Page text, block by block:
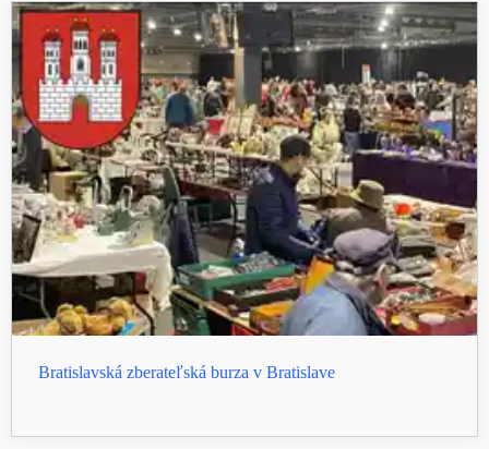
Bratislavská zberateľská burza v Bratislave